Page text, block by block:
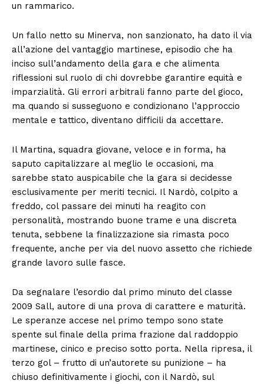
un rammarico.
Un fallo netto su Minerva, non sanzionato, ha dato il via
all’azione del vantaggio martinese, episodio che ha
inciso sull’andamento della gara e che alimenta
riflessioni sul ruolo di chi dovrebbe garantire equità e
imparzialità. Gli errori arbitrali fanno parte del gioco,
ma quando si susseguono e condizionano l’approccio
mentale e tattico, diventano difficili da accettare.
Il Martina, squadra giovane, veloce e in forma, ha
saputo capitalizzare al meglio le occasioni, ma
sarebbe stato auspicabile che la gara si decidesse
esclusivamente per meriti tecnici. Il Nardò, colpito a
freddo, col passare dei minuti ha reagito con
personalità, mostrando buone trame e una discreta
tenuta, sebbene la finalizzazione sia rimasta poco
frequente, anche per via del nuovo assetto che richiede
grande lavoro sulle fasce.
Da segnalare l’esordio dal primo minuto del classe
2009 Sall, autore di una prova di carattere e maturità.
Le speranze accese nel primo tempo sono state
spente sul finale della prima frazione dal raddoppio
martinese, cinico e preciso sotto porta. Nella ripresa, il
terzo gol – frutto di un’autorete su punizione – ha
chiuso definitivamente i giochi, con il Nardò, sul